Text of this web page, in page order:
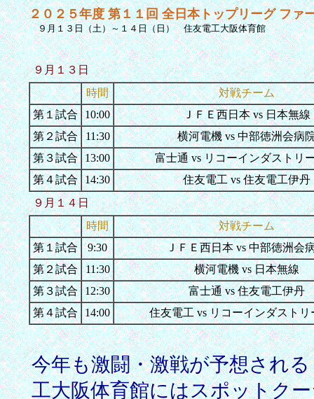
２０２５年度 第１１回 全日本トップリーグ ファ
９月１３日（土）～１４日（日） 住友電工大阪体育館
９月１３日
時間
対戦チーム
第１試合 10:00
ＪＦＥ西日本 vs 日本無線
第２試合
11:30
横河電機 vs 中部徳洲会病
第３試合 13:00
富士通 vs リコーインダストリ
第４試合 14:30
住友電工 vs 住友電工伊丹
９月１４日
時間
対戦チーム
第１試合
9:30
ＪＦＥ西日本 vs 中部徳洲会
第２試合
11:30
横河電機 vs 日本無線
第３試合 12:30
富士通 vs 住友電工伊丹
第４試合 14:00 住友電工 vs リコーインダストリ
今年も激闘・激戦が予想され
工大阪体育館にはスポットク